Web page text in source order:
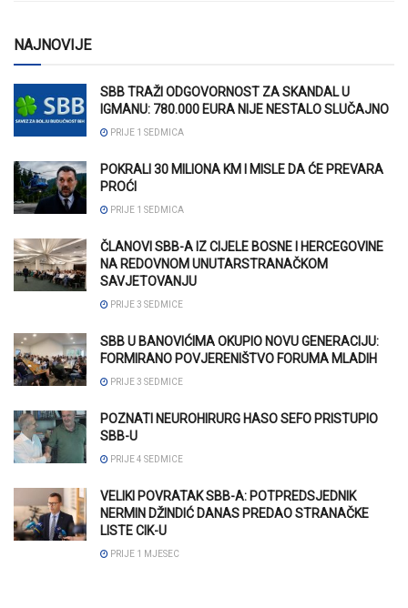
NAJNOVIJE
SBB TRAŽI ODGOVORNOST ZA SKANDAL U
IGMANU: 780.000 EURA NIJE NESTALO SLUČAJNO
PRIJE 1 SEDMICA
POKRALI 30 MILIONA KM I MISLE DA ĆE PREVARA
PROĆI
PRIJE 1 SEDMICA
ČLANOVI SBB-A IZ CIJELE BOSNE I HERCEGOVINE
NA REDOVNOM UNUTARSTRANAČKOM
SAVJETOVANJU
PRIJE 3 SEDMICE
SBB U BANOVIĆIMA OKUPIO NOVU GENERACIJU:
FORMIRANO POVJERENIŠTVO FORUMA MLADIH
PRIJE 3 SEDMICE
POZNATI NEUROHIRURG HASO SEFO PRISTUPIO
SBB-U
PRIJE 4 SEDMICE
VELIKI POVRATAK SBB-A: POTPREDSJEDNIK
NERMIN DŽINDIĆ DANAS PREDAO STRANAČKE
LISTE CIK-U
PRIJE 1 MJESEC